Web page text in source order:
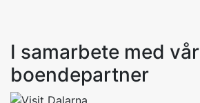
I samarbete med vår
boendepartner